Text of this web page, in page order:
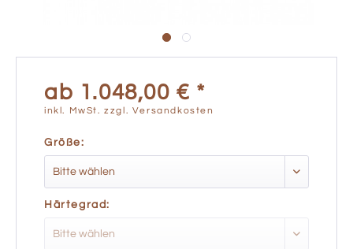
ab 1.048,00 € *
inkl. MwSt.zzgl. Versandkosten
Größe:
Härtegrad: